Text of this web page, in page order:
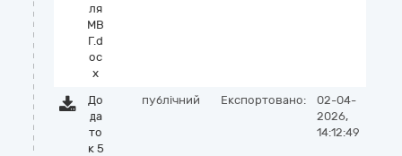
ля
МВ
Г.d
oc
x
До
да
то
к 5
публічний Експортовано:
02-04-
2026,
14:12:49